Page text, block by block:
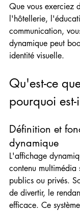
Que vous exerciez
l'hôtellerie,
communication,
dynamique peut
identité visuelle.
Qu'est-ce
pourquoi
Définition et
dynamique
L'affichage
contenu multimédia
publics ou privés.
de divertir, le
efficace. Ce